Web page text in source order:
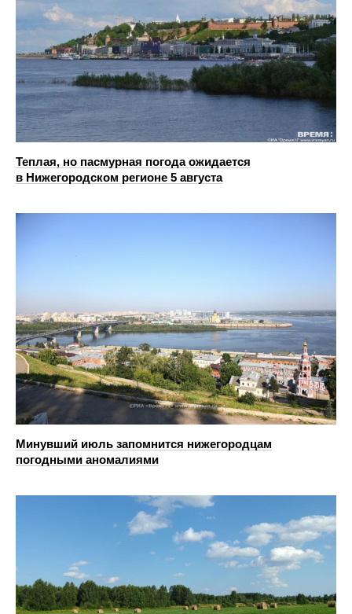
Теплая, но пасмурная погода ожидается
в Нижегородском регионе 5 августа
Минувший июль запомнится нижегородцам
погодными аномалиями